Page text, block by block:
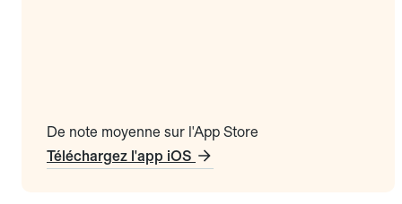
De note moyenne sur l'App Store
Téléchargez l'app iOS